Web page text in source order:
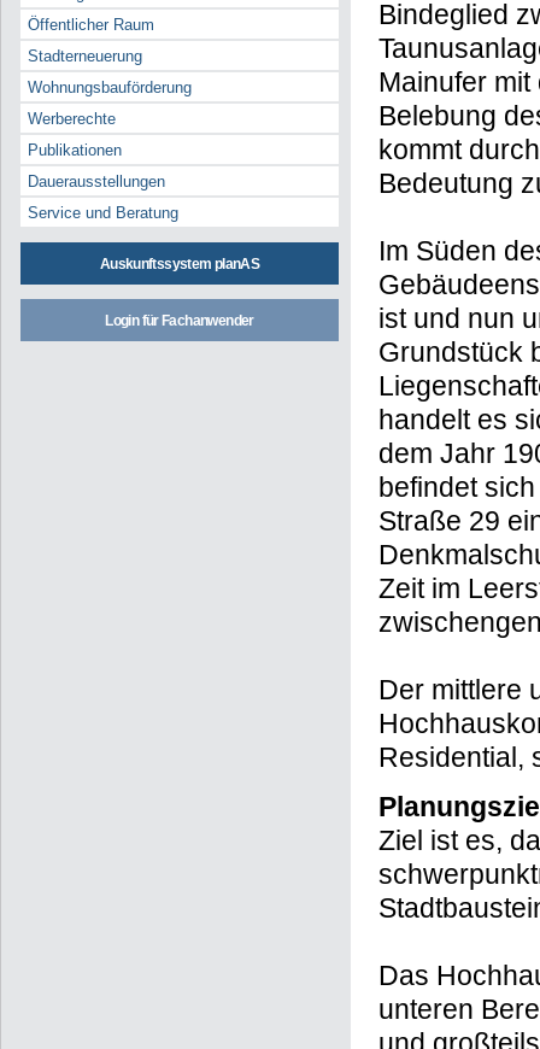
Öffentlicher Raum
Stadterneuerung
Wohnungsbauförderung
Werberechte
Publikationen
Dauerausstellungen
Service und Beratung
Auskunftssystem planAS
Login für Fachanwender
Bindeglied
Mainufer
Belebung
kommt
Bedeutung
Im Süden
ist und nun
Grundstück
handelt es
dem Jahr
befindet
Straße 29
Zeit im
Der mittlere
Residential,
Ziel ist es,
Das
unteren